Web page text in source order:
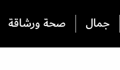
جمال صحة ورشاقة